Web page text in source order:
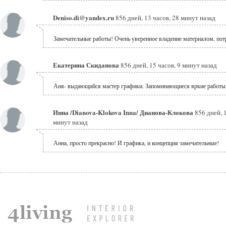
Deniso.di@yandex.ru856 дней, 13 часов, 28 минут назад
Замечательные работы! Очень уверенное владение материалом,
Екатерина Скиданова856 дней, 15 часов, 9 минут назад
Аня- выдающийся мастер графики. Запоминающиеся яркие
Инна /Dianova-Klokova Inna/ Дианова-Клокова856 дней,
минут назад
Анна, просто прекрасно! И графика, и концепция замечательные!